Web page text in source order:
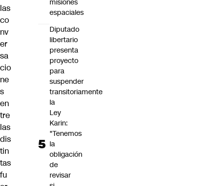
las
co
nv
er
sa
cio
ne
s
en
tre
las
dis
tin
tas
fu
misiones
espaciales
Diputado
libertario
presenta
proyecto
para
suspender
transitoriamente
la
Ley
Karin:
"Tenemos
la
obligación
de
revisar